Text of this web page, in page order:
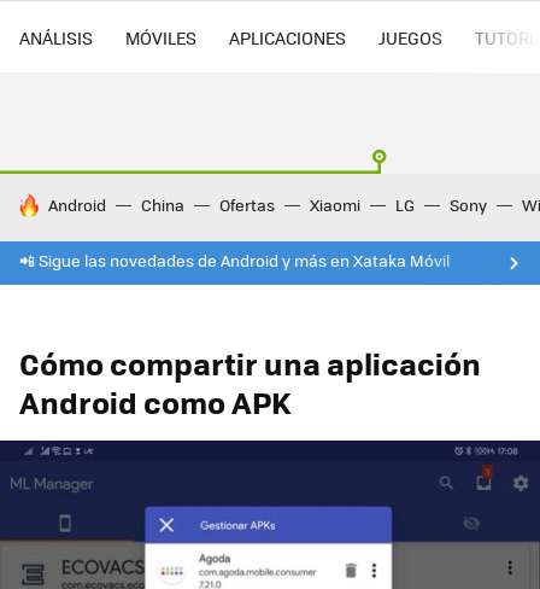
ANÁLISIS MÓVILES APLICACIONES JUEGOS
HOY SE HABLA DE
Android China Ofertas Xiaomi LG Sony
📲 Sigue las novedades de Android y más en Xataka Móvil
Cómo compartir una aplicación
Android como APK